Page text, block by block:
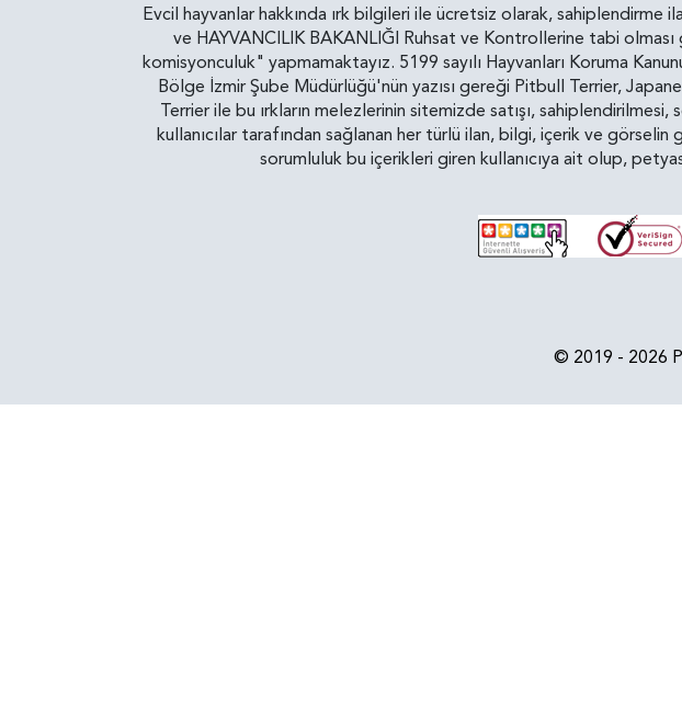
Evcil hayvanlar hakkında ırk bilgileri ile ücretsiz olarak, sahiplendirme
ve HAYVANCILIK BAKANLIĞI Ruhsat ve Kontrollerine tabi
komisyonculuk" yapmamaktayız. 5199 sayılı Hayvanları Koruma
Bölge İzmir Şube Müdürlüğü'nün yazısı gereği Pitbull Terrier,
Terrier ile bu ırkların melezlerinin sitemizde satışı,
kullanıcılar tarafından sağlanan her türlü ilan, bilgi, içerik ve
sorumluluk bu içerikleri giren kullanıcıya ait olup,
© 2019 - 2026